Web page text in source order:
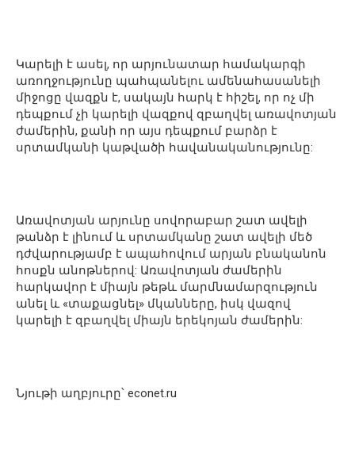
Կարելի է ասել, որ արյունատար համակարգի
առողջությունը պահպանելու ամենահասանելի
միջոցը վազքն է, սակայն հարկ է հիշել, որ ոչ մի
դեպքում չի կարելի վազքով զբաղվել առավոտյան
ժամերին, քանի որ այս դեպքում բարձր է
սրտամկանի կաթվածի հավանականությունը:
Առավոտյան արյունը սովորաբար շատ ավելի
թանձր է լինում և սրտամկանը շատ ավելի մեծ
դժվարությամբ է ապահովում արյան բնականոն
հոսքն անոթներով: Առավոտյան ժամերին
հարկավոր է միայն թեթև մարմնամարզություն
անել և «տաքացնել» մկանները, իսկ վազով
կարելի է զբաղվել միայն երեկոյան ժամերին:
Նյութի աղբյուրը՝ econet.ru